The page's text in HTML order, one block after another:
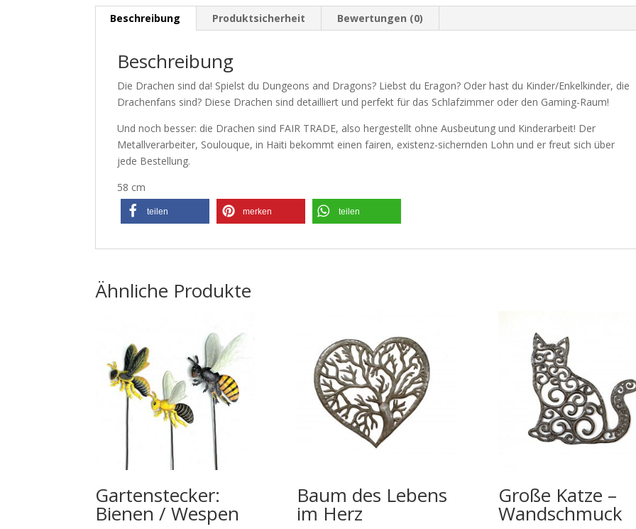
Beschreibung Produktsicherheit Bewertungen (0)
Beschreibung
Die Drachen sind da! Spielst du Dungeons and Dragons? Liebst du Eragon? Oder hast du Kinder/Enkelkinder, die
Drachenfans sind? Diese Drachen sind detailliert und perfekt für das Schlafzimmer oder den Gaming-Raum!
Und noch besser: die Drachen sind FAIR TRADE, also hergestellt ohne Ausbeutung und Kinderarbeit! Der
Metallverarbeiter, Soulouque, in Haiti bekommt einen fairen, existenz-sichernden Lohn und er freut sich über
jede Bestellung.
58 cm
teilen merken teilen
Ähnliche Produkte
Gartenstecker:
Bienen / Wespen
Baum des Lebens
im Herz
Große Katze –
Wandschmuck